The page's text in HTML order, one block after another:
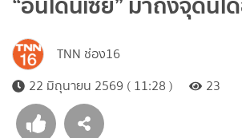
TNN ช่อง16
22 มิถุนายน 2569 ( 11:28 )
23